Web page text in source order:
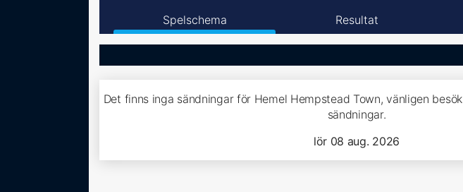
Spelschema Resultat
Det finns inga sändningar för Hemel Hempstead Town, vänligen besök
sändningar.
lör 08 aug. 2026